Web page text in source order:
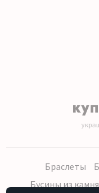
Браслеты
Бусины из